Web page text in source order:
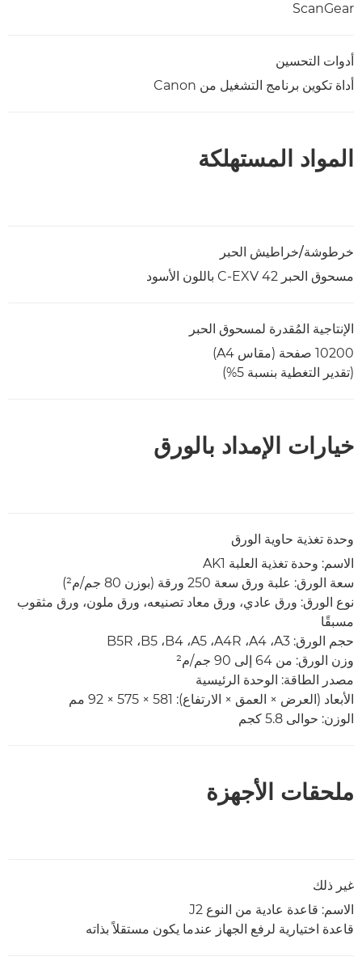
ScanGear
أدوات التحسين
أداة تكوين برنامج التشغيل من Canon
المواد المستهلكة
خرطوشة/خراطيش الحبر
مسحوق الحبر C-EXV 42 باللون الأسود
الإنتاجية المُقدرة لمسحوق الحبر
10200 صفحة (مقاس A4)
(تقدير التغطية بنسبة 5%)
خيارات الإمداد بالورق
وحدة تغذية حاوية الورق
الاسم: وحدة تغذية العلبة AK1
سعة الورق: علبة ورق سعة 250 ورقة (بوزن 80 جم/م²)
نوع الورق: ورق عادي، ورق معاد تصنيعه، ورق ملون، ورق مثقوب
مسبقًا
حجم الورق: A3‏، A4‏، A4R‏، A5‏، B4‏، B5‏، B5R
وزن الورق: من 64 إلى 90 جم/م²
مصدر الطاقة: الوحدة الرئيسية
الأبعاد (العرض × العمق × الارتفاع): 581 × 575 × 92 مم
الوزن: حوالى 5.8 كجم
ملحقات الأجهزة
غير ذلك
الاسم: قاعدة عادية من النوع J2
قاعدة اختيارية لرفع الجهاز عندما يكون مستقلاً بذاته